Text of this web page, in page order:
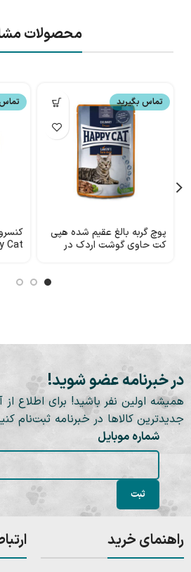
محصولات
تماس بگیرید
پوچ گربه بالغ عقیم شده هپی
کت حاوی گوشت اردک در
در خبرنامه عضو شوید!
همیشه اولین نفر باشید! برای اطلاع
جدیدترین کالاها در خبرنامه ثبت‌نام
شماره موبایل
راهنمای خرید